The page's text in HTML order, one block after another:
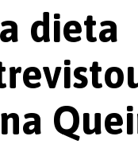
dieta